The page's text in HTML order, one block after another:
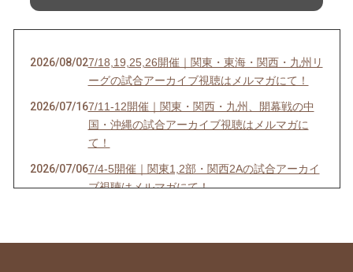
2026/08/027/18,19,25,26開催｜関東・東海・関西・九州リ
ーグの試合アーカイブ視聴はメルマガにて！
2026/07/167/11-12開催｜関東・関西・九州、開幕戦の中
国・沖縄の試合アーカイブ視聴はメルマガに
て！
2026/07/067/4-5開催｜関東1,2部・関西2Aの試合アーカイ
ブ視聴はメルマガにて！